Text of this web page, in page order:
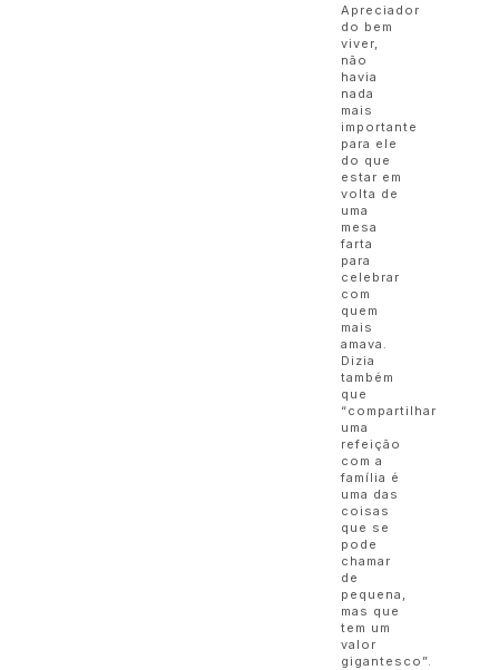
Apreciador
do bem
viver,
não
havia
nada
mais
importante
para ele
do que
estar em
volta de
uma
mesa
farta
para
celebrar
com
quem
mais
amava.
Dizia
também
que
“compartilhar
uma
refeição
com a
família é
uma das
coisas
que se
pode
chamar
de
pequena,
mas que
tem um
valor
gigantesco”.